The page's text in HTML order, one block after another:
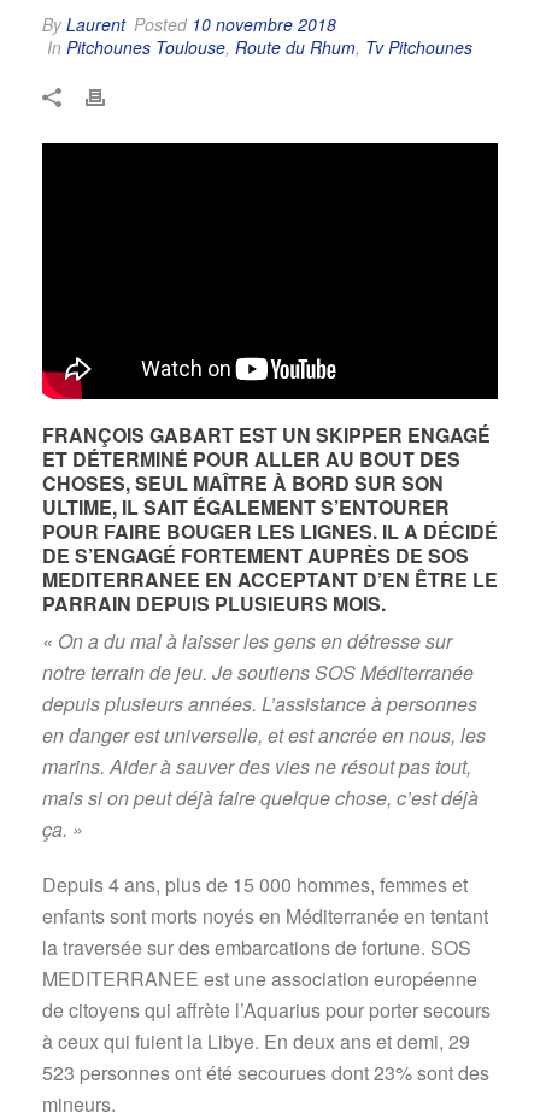
ByLaurent Posted 10 novembre 2018
In Pitchounes Toulouse, Route du Rhum, Tv Pitchounes
FRANÇOIS GABART EST UN SKIPPER ENGAGÉ
ET DÉTERMINÉ POUR ALLER AU BOUT DES
CHOSES, SEUL MAÎTRE À BORD SUR SON
ULTIME, IL SAIT ÉGALEMENT S’ENTOURER
POUR FAIRE BOUGER LES LIGNES. IL A DÉCIDÉ
DE S’ENGAGÉ FORTEMENT AUPRÈS DE SOS
MEDITERRANEE EN ACCEPTANT D’EN ÊTRE LE
PARRAIN DEPUIS PLUSIEURS MOIS.
« On a du mal à laisser les gens en détresse sur
notre terrain de jeu. Je soutiens SOS Méditerranée
depuis plusieurs années. L’assistance à personnes
en danger est universelle, et est ancrée en nous, les
marins. Aider à sauver des vies ne résout pas tout,
mais si on peut déjà faire quelque chose, c’est déjà
ça. »
Depuis 4 ans, plus de 15 000 hommes, femmes et
enfants sont morts noyés en Méditerranée en tentant
la traversée sur des embarcations de fortune. SOS
MEDITERRANEE est une association européenne
de citoyens qui affrète l’Aquarius pour porter secours
à ceux qui fuient la Libye. En deux ans et demi, 29
523 personnes ont été secourues dont 23% sont des
mineurs.